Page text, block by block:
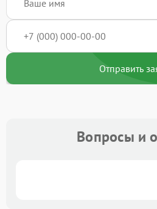
Отправить
Вопросы и